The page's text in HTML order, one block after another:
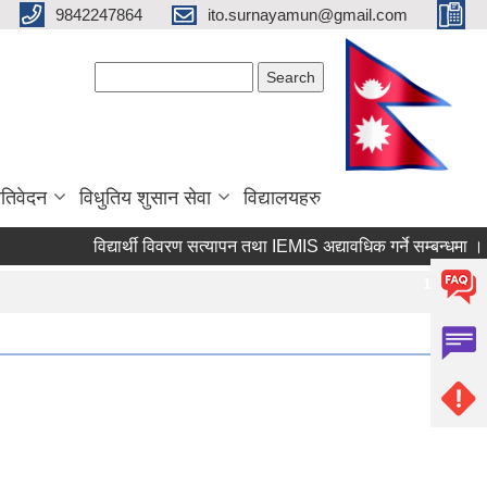
9842247864 ito.surnayamun@gmail.com
विधुतिय शुसान सेवा विद्यालयहरु
विद्यार्थी विवरण सत्यापन तथा IEMIS अद्यावधिक गर्ने सम्बन्धमा ।
2